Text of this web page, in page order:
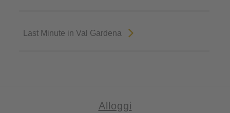
Last Minute in Val Gardena
Alloggi